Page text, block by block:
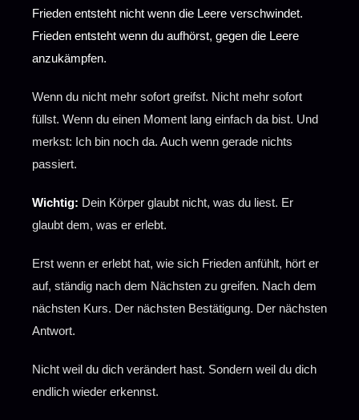
Frieden entsteht nicht wenn die Leere verschwindet.
Frieden entsteht wenn du aufhörst, gegen die Leere
anzukämpfen.
Wenn du nicht mehr sofort greifst. Nicht mehr sofort
füllst. Wenn du einen Moment lang einfach da bist. Und
merkst: Ich bin noch da. Auch wenn gerade nichts
passiert.
Wichtig: Dein Körper glaubt nicht, was du liest. Er
glaubt dem, was er erlebt.
Erst wenn er erlebt hat, wie sich Frieden anfühlt, hört er
auf, ständig nach dem Nächsten zu greifen. Nach dem
nächsten Kurs. Der nächsten Bestätigung. Der nächsten
Antwort.
Nicht weil du dich verändert hast. Sondern weil du dich
endlich wieder erkennst.